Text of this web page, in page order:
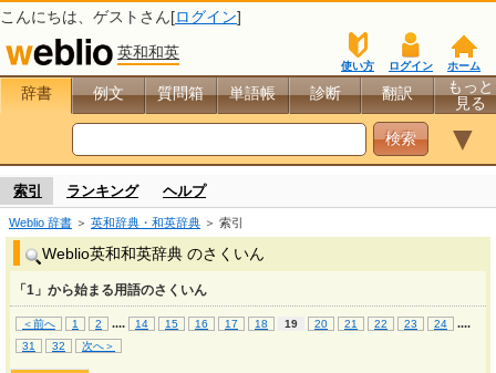
こんにちは、 ゲスト さん[ログイン]
英和和英
ホーム
ログイン
使い方
辞書 例文 質問箱 単語帳 診断 翻訳
もっと
見る
▼
索引 ランキング ヘルプ
Weblio 辞書 ＞ 英和辞典・和英辞典 ＞ 索引
Weblio英和和英辞典 のさくいん
「1」から始まる用語のさくいん
＜前へ 1 2 .... 14 15 16 17 18 19 20 21 22 23 24 ....
31 32 次へ＞